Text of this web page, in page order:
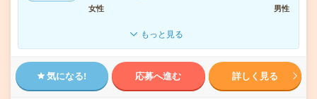
女性
男性
もっと見る
気になる! 応募へ進む 詳しく見る